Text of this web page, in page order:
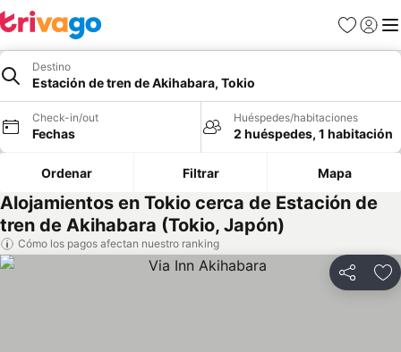
Favoritos
Iniciar
Destino
Estación de tren de Akihabara, Tokio
Check-in/out
Fechas
Huéspedes/habitaciones
2 huéspedes, 1 habitación
Ordenar Filtrar Mapa
Alojamientos en Tokio cerca de Estación de
tren de Akihabara (Tokio, Japón)
Cómo los pagos afectan nuestro ranking
Compartir